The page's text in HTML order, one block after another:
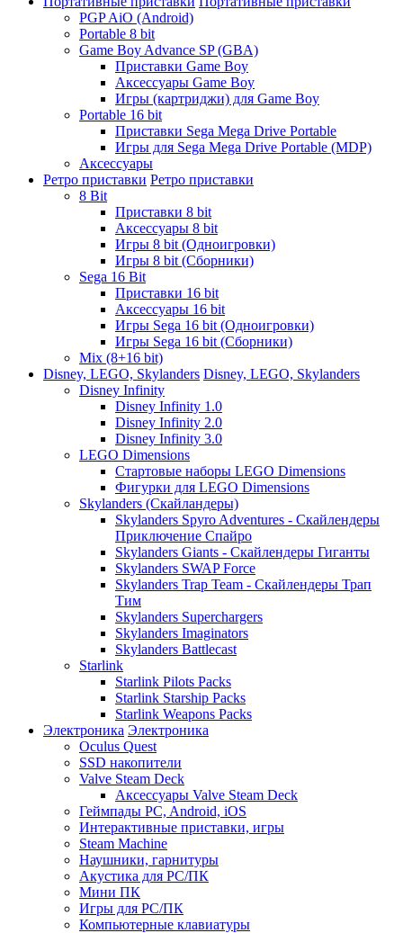
PGP AiO (Android)
Portable 8 bit
Game Boy Advance SP (GBA)
Приставки Game Boy
Аксессуары Game Boy
Игры (картриджи) для Game Boy
Portable 16 bit
Приставки Sega Mega Drive Portable
Игры для Sega Mega Drive Portable (MDP)
Аксессуары
Ретро приставки Ретро приставки
8 Bit
Приставки 8 bit
Аксессуары 8 bit
Игры 8 bit (Одноигровки)
Игры 8 bit (Сборники)
Sega 16 Bit
Приставки 16 bit
Аксессуары 16 bit
Игры Sega 16 bit (Одноигровки)
Игры Sega 16 bit (Сборники)
Mix (8+16 bit)
Disney, LEGO, Skylanders Disney, LEGO, Skylanders
Disney Infinity
Disney Infinity 1.0
Disney Infinity 2.0
Disney Infinity 3.0
LEGO Dimensions
Стартовые наборы LEGO Dimensions
Фигурки для LEGO Dimensions
Skylanders (Скайландеры)
Skylanders Spyro Adventures - Скайлендеры
Приключение Спайро
Skylanders Giants - Скайлендеры Гиганты
Skylanders SWAP Force
Skylanders Trap Team - Скайлендеры Трап
Тим
Skylanders Superchargers
Skylanders Imaginators
Skylanders Battlecast
Starlink
Starlink Pilots Packs
Starlink Starship Packs
Starlink Weapons Packs
Электроника Электроника
Oculus Quest
SSD накопители
Valve Steam Deck
Аксессуары Valve Steam Deck
Геймпады PC, Android, iOS
Интерактивные приставки, игры
Steam Machine
Наушники, гарнитуры
Акустика для PC/ПК
Мини ПК
Игры для PC/ПК
Компьютерные клавиатуры